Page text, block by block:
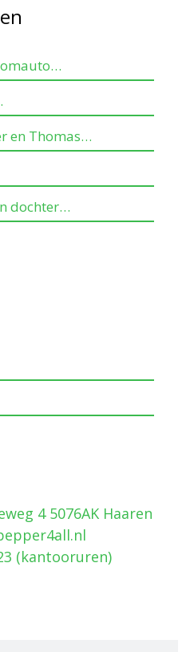
en Thomas…
dochter…
4 5076AK Haaren
(kantooruren)